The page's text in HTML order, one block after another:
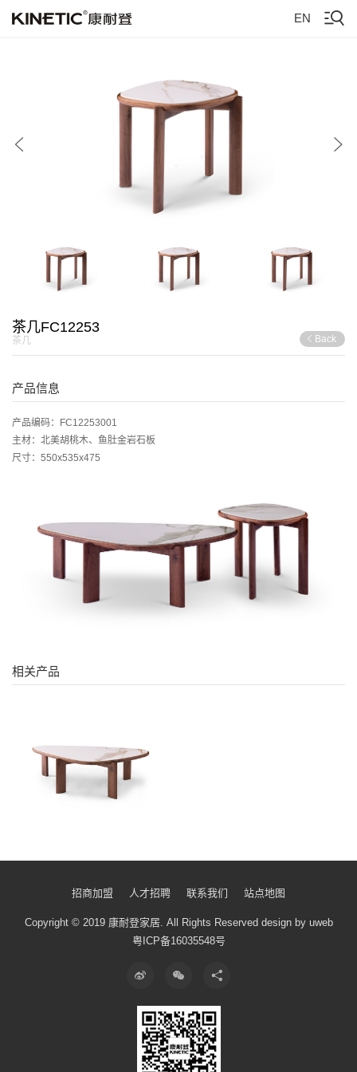
EN
茶几FC12253
茶几 Back
产品信息
产品编码：FC12253001
主材：北美胡桃木、鱼肚金岩石板
尺寸：550x535x475
相关产品
招商加盟 人才招聘 联系我们 站点地图
Copyright © 2019 康耐登家居. All Rights Reserved design by uweb
粤ICP备16035548号